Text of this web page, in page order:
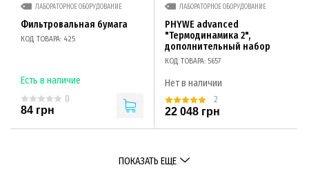
ЛАБОРАТОРНОЕ ОБОРУДОВАНИЕ
Фильтровальная бумага
КОД ТОВАРА: 425
Есть в наличие
0
84 грн
ЛАБОРАТОРНОЕ ОБОРУДОВАНИЕ
PHYWE advanced
"Термодинамика 2",
дополнительный набор
КОД ТОВАРА: 5657
Нет в наличии
2
22 048 грн
ПОКАЗАТЬ ЕЩЕ